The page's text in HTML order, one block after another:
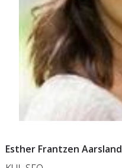
Esther Frantzen Aarsland